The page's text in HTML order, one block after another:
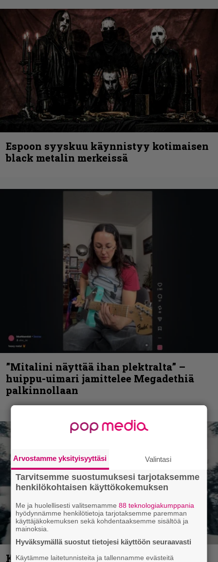
Espoon syyskuu käynnistyy kotimaisen
black metalin merkeissä
”Mitalini näyttää ihan plektralta” –
huippu-uimari jamittelee Megadethiä
palkinnollaan
Kunnianosoitus hyiselle Pohjolalle –
Arvostamme yksityisyyttäsi Valintasi
Tarvitsemme suostumuksesi tarjotaksemme
henkilökohtaisen käyttökokemuksen
Me ja huolellisesti valitsemamme88 teknologiakumppania
hyödynnämme henkilötietoja tarjotaksemme paremman
käyttäjäkokemuksen sekä kohdentaaksemme sisältöä ja
mainoksia.
Hyväksymällä suostut tietojesi käyttöön seuraavasti
Käytämme laitetunnisteita ja tallennamme evästeitä